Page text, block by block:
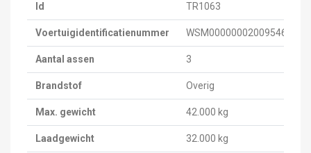
Id TR1063
Voertuigidentificatienummer WSM00000002009546
Aantal assen 3
Brandstof Overig
Max. gewicht 42.000 kg
Laadgewicht 32.000 kg